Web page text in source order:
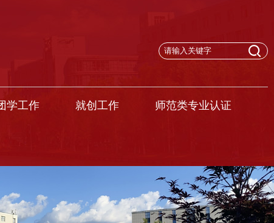
学工作 就创工作 师范类专业认证